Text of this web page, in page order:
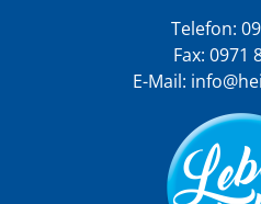
Telefon:
Fax: 0971
E-Mail: